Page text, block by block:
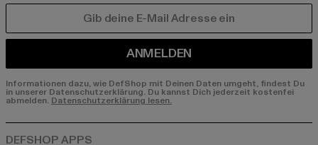
ANMELDEN
Informationen dazu, wie DefShop mit Deinen Daten umgeht, findest Du
in unserer Datenschutzerklärung. Du kannst Dich jederzeit kostenfei
abmelden. Datenschutzerklärung lesen.